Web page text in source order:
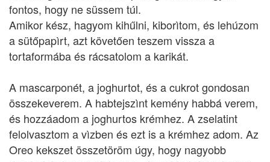
fontos, hogy ne süssem túl.
Amikor kész, hagyom kihűlni, kiborìtom, és lehúzom
a sütőpapìrt, azt követően teszem vissza a
tortaformába és rácsatolom a karikát.
A mascarponét, a joghurtot, és a cukrot gondosan
összekeverem. A habtejszìnt kemény habbá verem,
és hozzáadom a joghurtos krémhez. A zselatint
felolvasztom a vìzben és ezt is a krémhez adom. Az
Oreo kekszet összetöröm úgy, hogy nagyobb